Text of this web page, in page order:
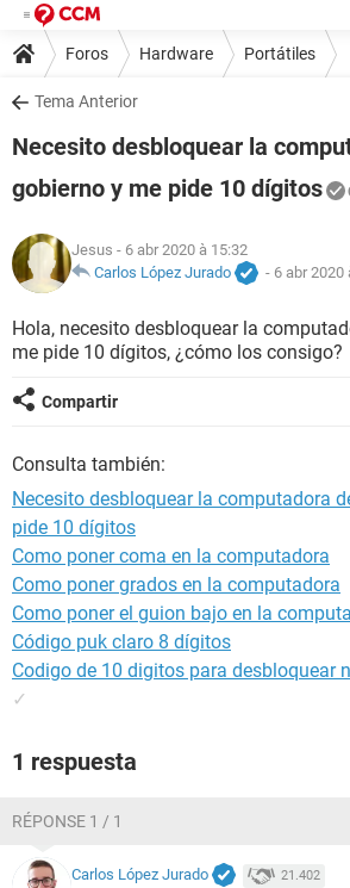
Foros Hardware Portátiles
Tema Anterior
Necesito desbloquear la
gobierno y me pide 10 dígitos
Jesus - 6 abr 2020 à 15:32
Carlos López Jurado
- 6 abr 2020
Hola, necesito desbloquear la
me pide 10 dígitos, ¿cómo los consigo?
Compartir
Consulta también:
Necesito desbloquear la computadora
pide 10 dígitos
Como poner coma en la computadora
Como poner grados en la computadora
Como poner el guion bajo en la
Código puk claro 8 dígitos
Codigo de 10 digitos para desbloquear
✓
1 respuesta
RÉPONSE 1 / 1
Carlos López Jurado 21.402